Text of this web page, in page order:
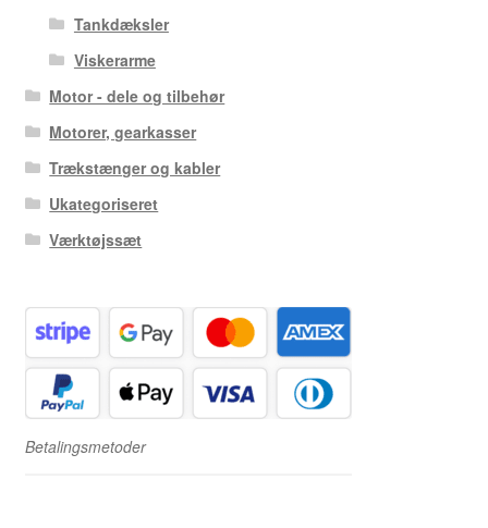
Tankdæksler
Viskerarme
Motor - dele og tilbehør
Motorer, gearkasser
Trækstænger og kabler
Ukategoriseret
Værktøjssæt
Betalingsmetoder